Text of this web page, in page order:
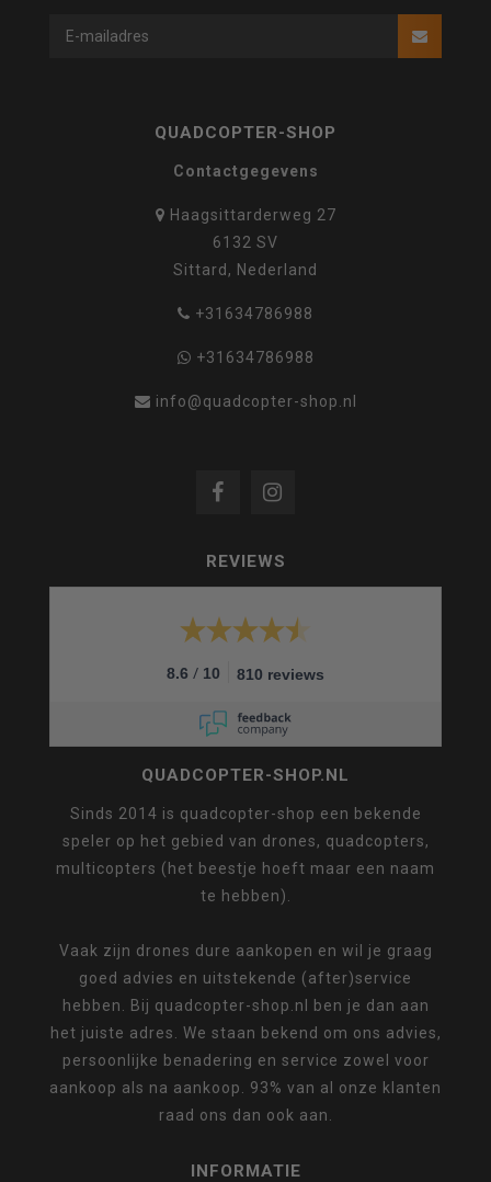
QUADCOPTER-SHOP
Contactgegevens
Haagsittarderweg 27
6132 SV
Sittard, Nederland
+31634786988
+31634786988
info@quadcopter-shop.nl
REVIEWS
8.6 / 10 810 reviews
QUADCOPTER-SHOP.NL
Sinds 2014 is quadcopter-shop een bekende
speler op het gebied van drones, quadcopters,
multicopters (het beestje hoeft maar een naam
te hebben).
Vaak zijn drones dure aankopen en wil je graag
goed advies en uitstekende (after)service
hebben. Bij quadcopter-shop.nl ben je dan aan
het juiste adres. We staan bekend om ons advies,
persoonlijke benadering en service zowel voor
aankoop als na aankoop. 93% van al onze klanten
raad ons dan ook aan.
INFORMATIE